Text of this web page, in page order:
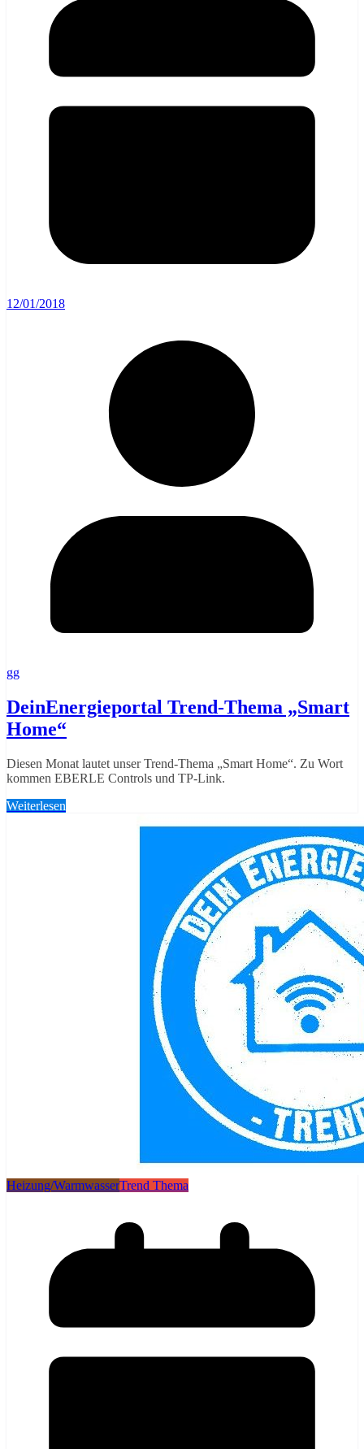
12/01/2018
gg
DeinEnergieportal Trend-Thema „Smart
Home“
Diesen Monat lautet unser Trend-Thema „Smart Home“. Zu Wort
kommen EBERLE Controls und TP-Link.
Weiterlesen
Heizung/WarmwasserTrend Thema